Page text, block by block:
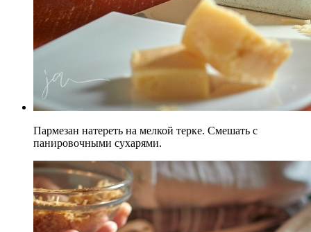
Пармезан натереть на мелкой терке. Смешать с
панировочными сухарями.